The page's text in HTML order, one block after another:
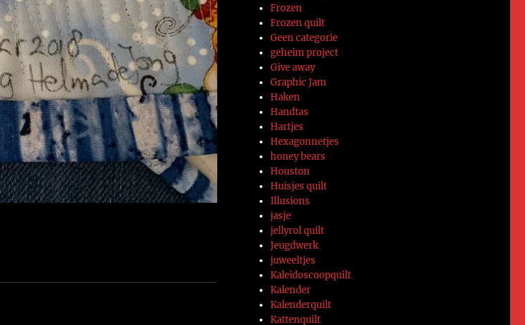
Frozen
Frozen quilt
Geen categorie
geheim project
Give away
Graphic Jam
Haken
Handtas
Hartjes
Hexagonnetjes
honey bears
Houston
Huisjes quilt
Illusions
jasje
jellyrol quilt
Jeugdwerk
juweeltjes
Kaleidoscoopquilt
Kalender
Kalenderquilt
Kattenquilt